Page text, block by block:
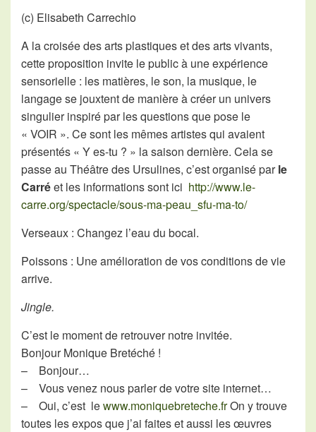
(c) Elisabeth Carrechio
A la croisée des arts plastiques et des arts vivants,
cette proposition invite le public à une expérience
sensorielle : les matières, le son, la musique, le
langage se jouxtent de manière à créer un univers
singulier inspiré par les questions que pose le
« VOIR ». Ce sont les mêmes artistes qui avaient
présentés « Y es-tu ? » la saison dernière. Cela se
passe au Théâtre des Ursulines, c’est organisé parle
Carréet les informations sont ici http://www.le-
carre.org/spectacle/sous-ma-peau_sfu-ma-to/
Verseaux : Changez l’eau du bocal.
Poissons : Une amélioration de vos conditions de vie
arrive.
Jingle.
C’est le moment de retrouver notre invitée.
Bonjour Monique Bretéché !
– Bonjour…
– Vous venez nous parler de votre site internet…
– Oui, c’est lewww.moniquebreteche.frOn y trouve
toutes les expos que j’ai faites et aussi les œuvres